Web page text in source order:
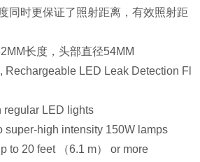
同时更保证了照射距离，有效照射距
长度，头部直径54MM
Rechargeable LED Leak Detection Fl
regular LED lights
super-high intensity 150W lamps
to 20 feet （6.1 m） or more